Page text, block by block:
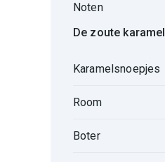
Noten
De zoute karamel
Karamelsnoepjes
Room
Boter